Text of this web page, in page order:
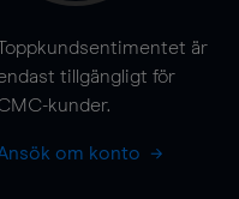
är
tillgängligt för
kunder.
om konto